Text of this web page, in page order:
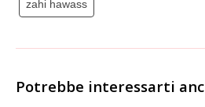
zahi hawass
Potrebbe interessarti